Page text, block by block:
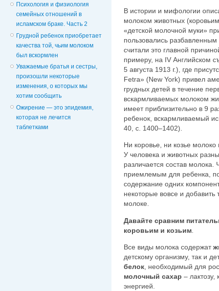
Психология и физиология
семейных отношений в
исламском браке. Часть 2
Грудной ребенок приобретает
качества той, чьим молоком
был вскормлен
Уважаемые братья и сестры,
произошли некоторые
изменения, о которых мы
хотим сообщить
Ожирение — это эпидемия,
которая не лечится
таблетками
В истории и мифологии
молоком животных
«детской молочной муки»
пользовались
считали это главной
примеру, на IV Английском
5 августа 1913 г.), где
Fetra» (New York) привел
грудных детей в течение
вскармливаемых молоком
имеет приблизительно в 9
ребенок, вскармливаемый
40, с. 1400–1402).
Ни коровье, ни козье
У человека и животных
различается состав
приемлемым для ребенка,
содержание одних
некоторые вовсе и добавить
молоке.
Давайте сравним
коровьим и козьим
Все виды молока содержат
детскому организму, так и
белок, необходимый для
молочный сахар –
энергией.